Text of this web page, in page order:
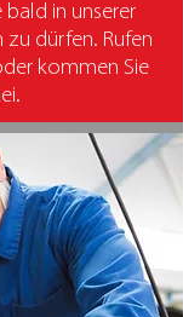
bald in unserer
dürfen. Rufen
kommen Sie